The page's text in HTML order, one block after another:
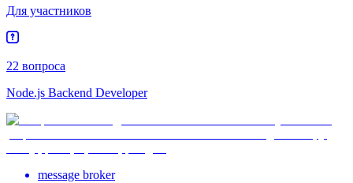
Для участников
22 вопроса
Node.js Backend Developer
message broker